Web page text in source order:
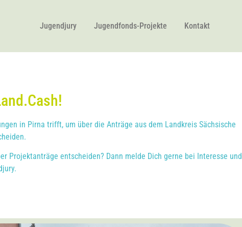
Jugendjury Jugendfonds-Projekte Kontakt
in Pirna trifft, um über die Anträge aus dem Landkreis Sächsische
Projektanträge entscheiden? Dann melde Dich gerne bei Interesse und